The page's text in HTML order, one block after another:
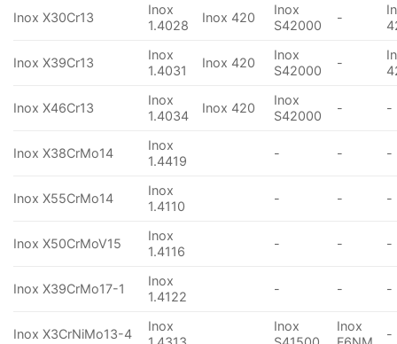
Inox X30Cr13
Inox
1.4028
Inox 420
Inox
S42000
-
Inox X39Cr13
Inox
1.4031
Inox 420
Inox
S42000
-
Inox X46Cr13
Inox
1.4034
Inox 420
Inox
S42000
- -
Inox X38CrMo14
Inox
1.4419
- - -
Inox X55CrMo14
Inox
1.4110
- - -
Inox X50CrMoV15
Inox
1.4116
- - -
Inox X39CrMo17-1
Inox
1.4122
- - -
Inox X3CrNiMo13-4
Inox
Inox
Inox
-